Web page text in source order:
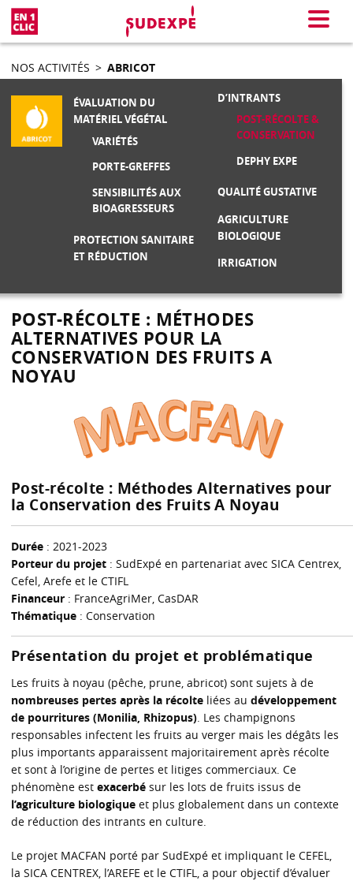
Menu
NOS ACTIVITÉS > ABRICOT
ÉVALUATION DU
MATÉRIEL VÉGÉTAL
VARIÉTÉS
PORTE-GREFFES
SENSIBILITÉS AUX
BIOAGRESSEURS
PROTECTION SANITAIRE
ET RÉDUCTION
D’INTRANTS
POST-RÉCOLTE &
CONSERVATION
DEPHY EXPE
QUALITÉ GUSTATIVE
AGRICULTURE
BIOLOGIQUE
IRRIGATION
POST-RÉCOLTE : MÉTHODES
ALTERNATIVES POUR LA
CONSERVATION DES FRUITS A
NOYAU
Post-récolte : Méthodes Alternatives pour
la Conservation des Fruits A Noyau
Durée : 2021-2023
Porteur du projet : SudExpé en partenariat avec SICA Centrex,
Cefel, Arefe et le CTIFL
Financeur : FranceAgriMer, CasDAR
Thématique : Conservation
Présentation du projet et problématique
Les fruits à noyau (pêche, prune, abricot) sont sujets à de
nombreuses pertes après la récolte liées au développement
de pourritures (Monilia, Rhizopus). Les champignons
responsables infectent les fruits au verger mais les dégâts les
plus importants apparaissent majoritairement après récolte
et sont à l’origine de pertes et litiges commerciaux. Ce
phénomène est exacerbé sur les lots de fruits issus de
l’agriculture biologique et plus globalement dans un contexte
de réduction des intrants en culture.
Le projet MACFAN porté par SudExpé et impliquant le CEFEL,
la SICA CENTREX, l’AREFE et le CTIFL, a pour objectif d’évaluer